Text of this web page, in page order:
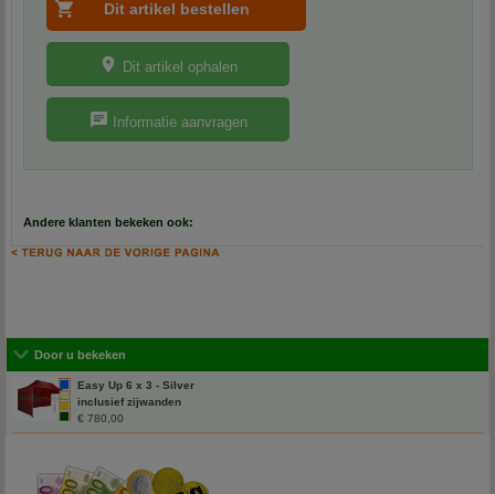
Dit artikel ophalen
Informatie aanvragen
Andere klanten bekeken ook:
Door u bekeken
Easy Up 6 x 3 - Silver
inclusief zijwanden
€ 780,00